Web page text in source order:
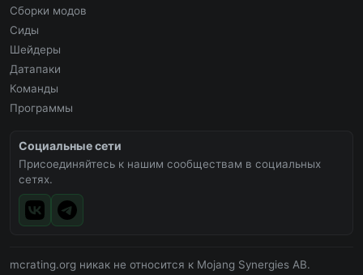
Сборки модов
Сиды
Шейдеры
Датапаки
Команды
Программы
Социальные сети
Присоединяйтесь к нашим сообществам в социальных
сетях.
mcrating.org никак не относится к Mojang Synergies AB.